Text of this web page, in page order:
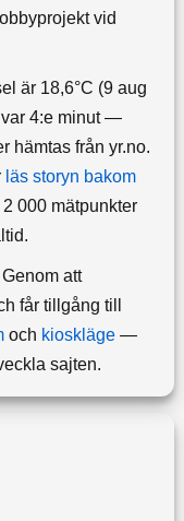
vid
är 18,6°C (9 aug
var 4:e minut —
hämtas från yr.no.
läs storyn bakom
000 mätpunkter
att
får tillgång till
och kioskläge—
sajten.